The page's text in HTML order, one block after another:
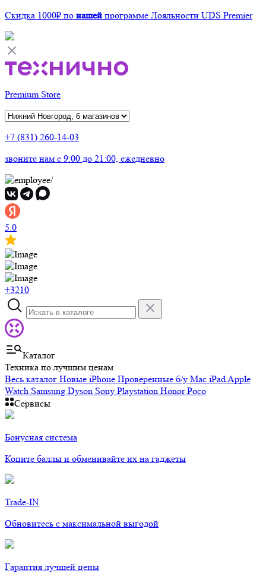
Скидка 1000₽ по нашей программе Лояльности UDS Premier
Premium Store
+7 (831) 260-14-03
звоните нам c 9:00 до 21:00, ежедневно
5.0
+3210
Каталог
Техника по лучшим ценам
Весь каталог Новые iPhone Проверенные б/у Mac iPadApple
Watch Samsung Dyson Sony Playstation HonorPoco
Сервисы
Бонусная система
Копите баллы и обменивайте их на гаджеты
Trade-IN
Обновитесь с максимальной выгодой
Гарантия лучшей цены